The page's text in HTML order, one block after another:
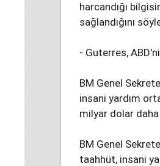
harcandığı
sağlandığını
- Guterres,
BM Genel
insani yardım
milyar dolar daha
BM Genel
taahhüt, insani